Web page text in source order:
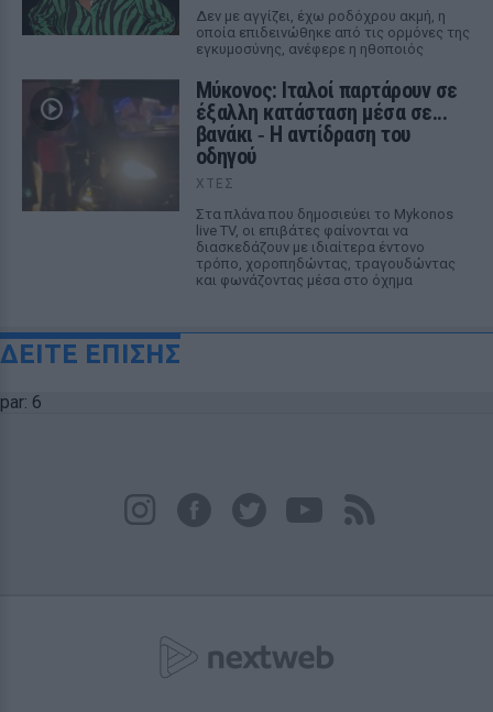
Δεν με αγγίζει, έχω ροδόχρου ακμή, η
οποία επιδεινώθηκε από τις ορμόνες της
εγκυμοσύνης, ανέφερε η ηθοποιός
Μύκονος: Ιταλοί παρτάρουν σε
έξαλλη κατάσταση μέσα σε...
βανάκι ‑ Η αντίδραση του
οδηγού
ΧΤΕΣ
Στα πλάνα που δημοσιεύει το Mykonos
live TV, οι επιβάτες φαίνονται να
διασκεδάζουν με ιδιαίτερα έντονο
τρόπο, χοροπηδώντας, τραγουδώντας
και φωνάζοντας μέσα στο όχημα
ΔΕΙΤΕ ΕΠΙΣΗΣ
par: 6